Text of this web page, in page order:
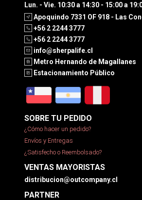
Lun. - Vie. 10:30 a 14:30 - 15:00 a
Apoquindo 7331 OF 918 - Las
+56 2 2244 3777
+56 2 2244 3777
info@sherpalife.cl
Metro Hernando de Magallanes
Estacionamiento Público
SOBRE TU PEDIDO
¿Cómo hacer un pedido?
Envíos y Entregas
¿Satisfecho o Reembolsado?
VENTAS MAYORISTAS
distribucion@outcompany.cl
PARTNER